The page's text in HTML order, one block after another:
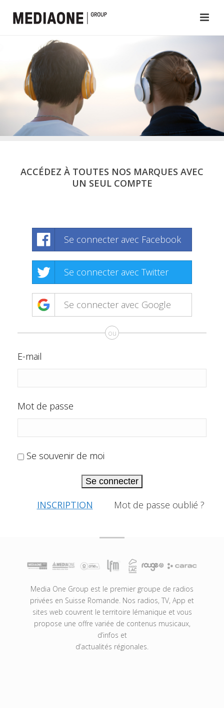
ACCÉDEZ À TOUTES NOS MARQUES AVEC
UN SEUL COMPTE
Se connecter avec Facebook
Se connecter avec Twitter
Se connecter avec Google
ou
E-mail
Mot de passe
Se souvenir de moi
Se connecter
INSCRIPTION Mot de passe oublié ?
Media One Group est le premier groupe de radios
privées en Suisse Romande. Nos radios, TV, App et
sites web couvrent le territoire lémanique et vous
propose une offre variée de contenus musicaux,
d’infos et
d’actualités régionales.